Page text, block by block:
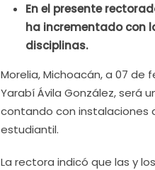
En el presente
ha incrementado con
disciplinas.
Morelia, Michoacán, a 07 de
Yarabí Ávila González, será
contando con instalaciones
estudiantil.
La rectora indicó que las y